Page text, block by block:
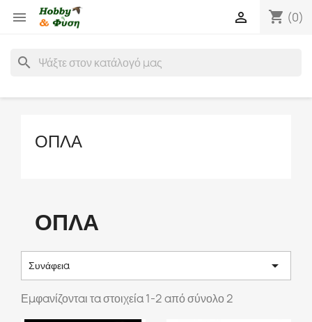
 shopping_cart (0)

search
ΟΠΛΑ
ΟΠΛΑ
Συνάφεια 
Εμφανίζονται τα στοιχεία 1-2 από σύνολο 2